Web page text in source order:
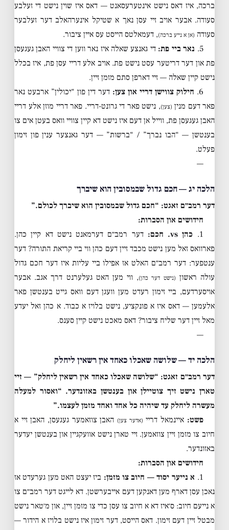
ברכה, איז דאס נישט אינטערעסאנט — דאס איז שוין נישט די זעלבע
סעודה. אבער אויב זיי עסן נאך א שטיקל אינערהאלב דער זעלבער
סעודה (אן א נייע ברכה), דעמאלטס הייסט עס איין ציבור.
5. נאר ביי פת: די גאנצע שאלה איז נאר ווען די צוויי האבן געגעסן
פת און דער דריטער עסט נישט פת. אויב אלע דריי עסן פת, איז בכלל
נישט קיין שאלה — זיי דארפן סתם מזמן זיין.
6. חילוק צווישן דריי און צען: דער דין פון “יכולין” ארבעט נאר
פאר דעם מנין (צען), נישט פאר די גרונט-דריי. פאר דריי מוזן אלע דריי
האבן געגעסן פת, ווייל אן דעם איז נישט דא קיין צוויי וואס בעטן אים צו
בענטשן — “הבו נברך” / “ברשות” — דער גאנצער ענין פון זימון
פעלט.
—
הלכה יג — חכם גדול שבמסובין הוא שיברך
דער רמב״ם זאגט: “חכם גדול שבמסובין הוא שיברך לכולם.”
חידושים און הסברות:
1.
כהן vs. חכם:
דער רמב״ם דערמאנט נישט דא קיין כהן.
פארוואס זאל מען נישט מכבד זיין דעם כהן ווי ביי קריאת התורה? דער
ענטפער: דער רמב״ם האלט אז אפילו ביי עליות איז דער חכם גדול
עולה ראשון (נישט דער כהן), ווי מען האט געלערנט דרך אגב. אבער
אויסערדעם, ביי זימון רעדט מען וועגן דעם וואס גייט בענטשן פאר
אלעמען — דאס איז א פונקציע, נישט בלויז א כבוד. א כהן זאל יעדע
מאל זיין דער שליח ציבור? דאס מאכט נישט קיין סענס.
—
הלכה יד — שלושה שאכלו כאחד אין רשאין ליחלק
דער רמב״ם זאגט: “שלושה שאכלו כאחד אין רשאין ליחלק” — זיי
טארן נישט זיך צוטיילן און בענטשן באזונדער. “ואסור למעלה
מעשרה ליחלק עד שיהיה כל אחד ואחד מזמן לעצמו.”
פשט: איינמאל דריי (אדער צען) האבן צוזאמער געגעסן, האבן זיי א
חיוב צו מזמן זיין צוזאמען. זיי טארן נישט אוועקגיין און בענטשן יעדער
באזונדער.
חידושים און הסברות:
1. א נייער יסוד — חיוב צו מזמן: ביז יעצט האט מען גערעדט אז
נאכן עסן דארף מען דאנקען דעם אייבערשטן. דא לייגט דער רמב״ם צו
א נייעם חיוב: ס׳איז דא א חיוב צו עסן כדי צו מזמן זיין, און מ׳טאר נישט
מבטל זיין דעם זימון. דאס הייסט, דער זימון איז נישט בלויז א הידור —